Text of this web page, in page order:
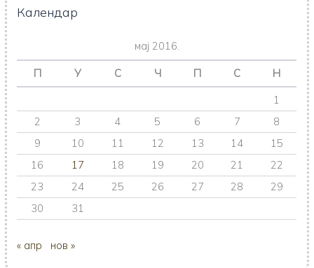
Календар
мај 2016.
П У С Ч П С
Н
1
2
3 4 5 6 7
8
9
10 11 12 13 14
15
16
17 18 19 20 21
22
23
24 25 26 27 28
29
30
31
« апр нов »